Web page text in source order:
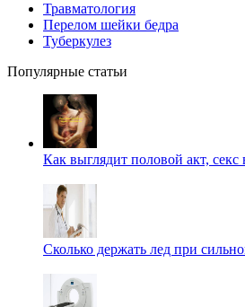
Травматология
Перелом шейки бедра
Туберкулез
Популярные статьи
Как выглядит половой акт,
Сколько держать лед при